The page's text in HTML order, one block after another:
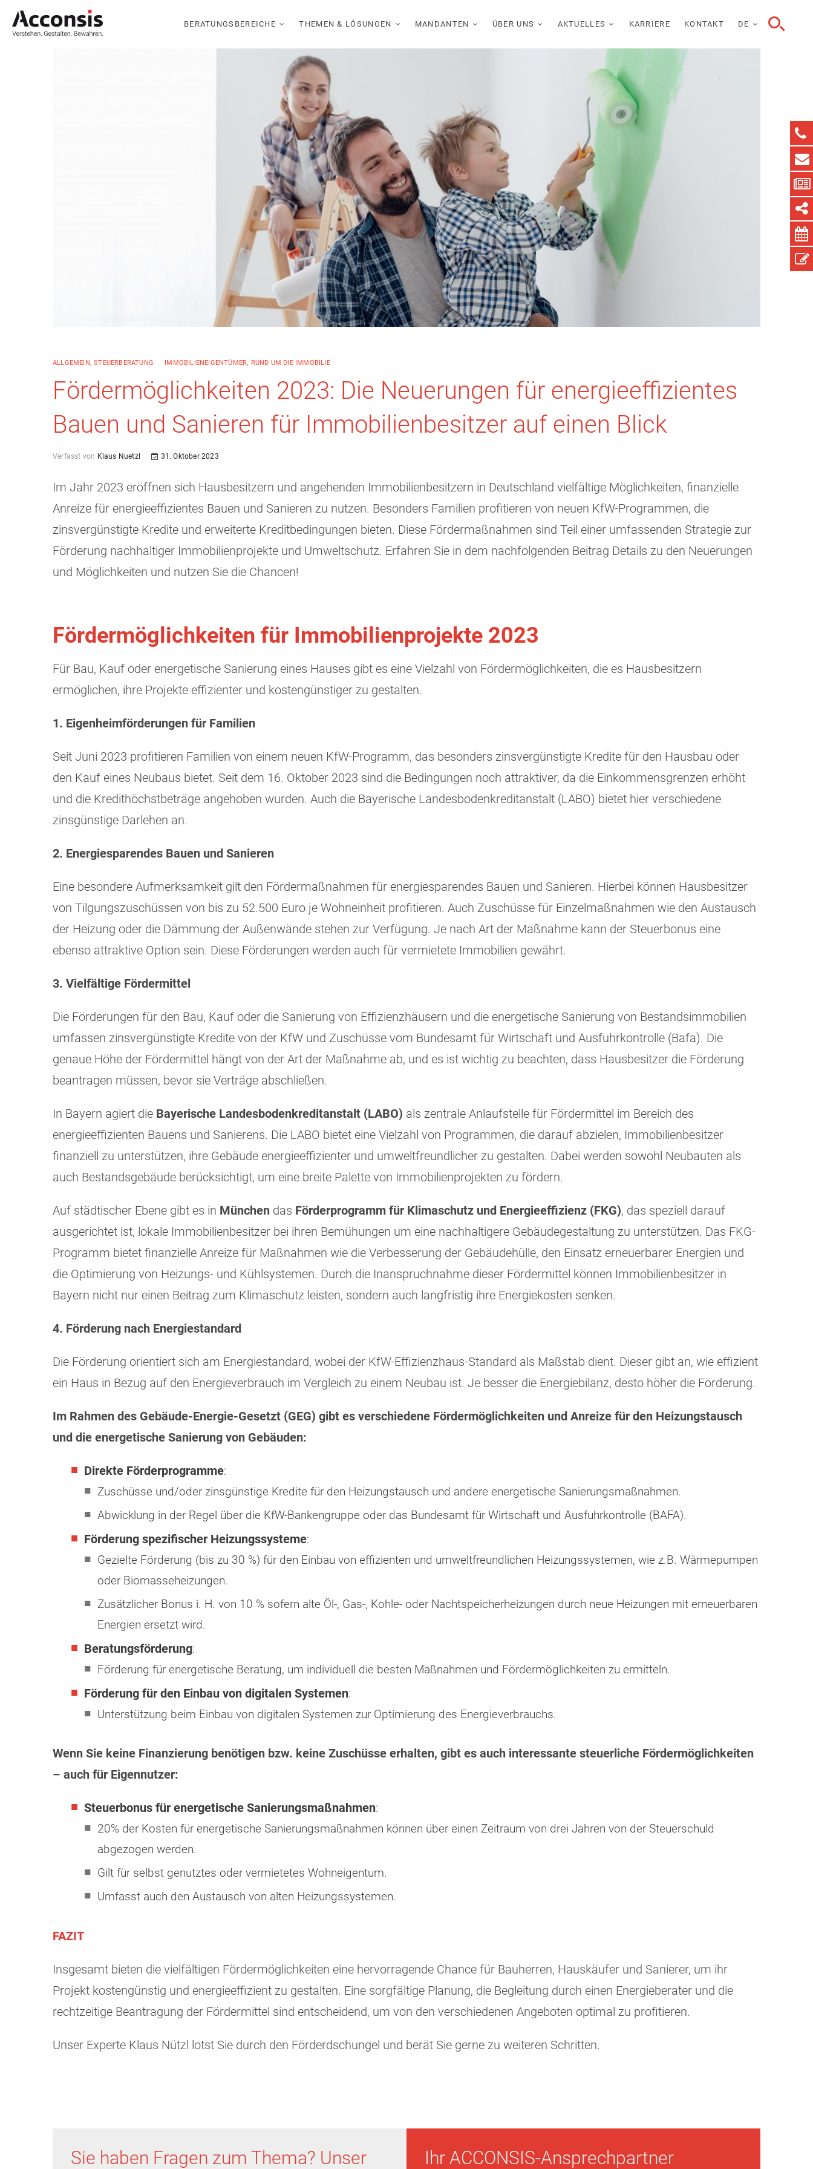
BERATUNGSBEREICHE THEMEN & LÖSUNGEN MANDANTEN ÜBER UNS AKTUELLES KARRIERE KONTAKT DE
ALLGEMEIN,STEUERBERATUNG IMMOBILIENEIGENTÜMER, RUND UM DIE IMMOBILIE
Fördermöglichkeiten 2023: Die Neuerungen für energieeffizientes
Bauen und Sanieren für Immobilienbesitzer auf einen Blick
Verfasst von Klaus Nuetzl 31. Oktober 2023
Im Jahr 2023 eröffnen sich Hausbesitzern und angehenden Immobilienbesitzern in Deutschland vielfältige Möglichkeiten, finanzielle
Anreize für energieeffizientes Bauen und Sanieren zu nutzen. Besonders Familien profitieren von neuen KfW-Programmen, die
zinsvergünstigte Kredite und erweiterte Kreditbedingungen bieten. Diese Fördermaßnahmen sind Teil einer umfassenden Strategie zur
Förderung nachhaltiger Immobilienprojekte und Umweltschutz. Erfahren Sie in dem nachfolgenden Beitrag Details zu den Neuerungen
und Möglichkeiten und nutzen Sie die Chancen!
Fördermöglichkeiten für Immobilienprojekte 2023
Für Bau, Kauf oder energetische Sanierung eines Hauses gibt es eine Vielzahl von Fördermöglichkeiten, die es Hausbesitzern
ermöglichen, ihre Projekte effizienter und kostengünstiger zu gestalten.
1. Eigenheimförderungen für Familien
Seit Juni 2023 profitieren Familien von einem neuen KfW-Programm, das besonders zinsvergünstigte Kredite für den Hausbau oder
den Kauf eines Neubaus bietet. Seit dem 16. Oktober 2023 sind die Bedingungen noch attraktiver, da die Einkommensgrenzen erhöht
und die Kredithöchstbeträge angehoben wurden. Auch die Bayerische Landesbodenkreditanstalt (LABO) bietet hier verschiedene
zinsgünstige Darlehen an.
2. Energiesparendes Bauen und Sanieren
Eine besondere Aufmerksamkeit gilt den Fördermaßnahmen für energiesparendes Bauen und Sanieren. Hierbei können Hausbesitzer
von Tilgungszuschüssen von bis zu 52.500 Euro je Wohneinheit profitieren. Auch Zuschüsse für Einzelmaßnahmen wie den Austausch
der Heizung oder die Dämmung der Außenwände stehen zur Verfügung. Je nach Art der Maßnahme kann der Steuerbonus eine
ebenso attraktive Option sein. Diese Förderungen werden auch für vermietete Immobilien gewährt.
3. Vielfältige Fördermittel
Die Förderungen für den Bau, Kauf oder die Sanierung von Effizienzhäusern und die energetische Sanierung von Bestandsimmobilien
umfassen zinsvergünstigte Kredite von der KfW und Zuschüsse vom Bundesamt für Wirtschaft und Ausfuhrkontrolle (Bafa). Die
genaue Höhe der Fördermittel hängt von der Art der Maßnahme ab, und es ist wichtig zu beachten, dass Hausbesitzer die Förderung
beantragen müssen, bevor sie Verträge abschließen.
In Bayern agiert die Bayerische Landesbodenkreditanstalt (LABO) als zentrale Anlaufstelle für Fördermittel im Bereich des
energieeffizienten Bauens und Sanierens. Die LABO bietet eine Vielzahl von Programmen, die darauf abzielen, Immobilienbesitzer
finanziell zu unterstützen, ihre Gebäude energieeffizienter und umweltfreundlicher zu gestalten. Dabei werden sowohl Neubauten als
auch Bestandsgebäude berücksichtigt, um eine breite Palette von Immobilienprojekten zu fördern.
Auf städtischer Ebene gibt es in München das Förderprogramm für Klimaschutz und Energieeffizienz (FKG), das speziell darauf
ausgerichtet ist, lokale Immobilienbesitzer bei ihren Bemühungen um eine nachhaltigere Gebäudegestaltung zu unterstützen. Das FKG-
Programm bietet finanzielle Anreize für Maßnahmen wie die Verbesserung der Gebäudehülle, den Einsatz erneuerbarer Energien und
die Optimierung von Heizungs- und Kühlsystemen. Durch die Inanspruchnahme dieser Fördermittel können Immobilienbesitzer in
Bayern nicht nur einen Beitrag zum Klimaschutz leisten, sondern auch langfristig ihre Energiekosten senken.
4. Förderung nach Energiestandard
Die Förderung orientiert sich am Energiestandard, wobei der KfW-Effizienzhaus-Standard als Maßstab dient. Dieser gibt an, wie effizient
ein Haus in Bezug auf den Energieverbrauch im Vergleich zu einem Neubau ist. Je besser die Energiebilanz, desto höher die Förderung.
Im Rahmen des Gebäude-Energie-Gesetzt (GEG) gibt es verschiedene Fördermöglichkeiten und Anreize für den Heizungstausch
und die energetische Sanierung von Gebäuden:
Direkte Förderprogramme:
Zuschüsse und/oder zinsgünstige Kredite für den Heizungstausch und andere energetische Sanierungsmaßnahmen.
Abwicklung in der Regel über die KfW-Bankengruppe oder das Bundesamt für Wirtschaft und Ausfuhrkontrolle (BAFA).
Förderung spezifischer Heizungssysteme:
Gezielte Förderung (bis zu 30 %) für den Einbau von effizienten und umweltfreundlichen Heizungssystemen, wie z.B. Wärmepumpen
oder Biomasseheizungen.
Zusätzlicher Bonus i. H. von 10 % sofern alte Öl-, Gas-, Kohle- oder Nachtspeicherheizungen durch neue Heizungen mit erneuerbaren
Energien ersetzt wird.
Beratungsförderung:
Förderung für energetische Beratung, um individuell die besten Maßnahmen und Fördermöglichkeiten zu ermitteln.
Förderung für den Einbau von digitalen Systemen:
Unterstützung beim Einbau von digitalen Systemen zur Optimierung des Energieverbrauchs.
Wenn Sie keine Finanzierung benötigen bzw. keine Zuschüsse erhalten, gibt es auch interessante steuerliche Fördermöglichkeiten
– auch für Eigennutzer:
Steuerbonus für energetische Sanierungsmaßnahmen:
20% der Kosten für energetische Sanierungsmaßnahmen können über einen Zeitraum von drei Jahren von der Steuerschuld
abgezogen werden.
Gilt für selbst genutztes oder vermietetes Wohneigentum.
Umfasst auch den Austausch von alten Heizungssystemen.
FAZIT
Insgesamt bieten die vielfältigen Fördermöglichkeiten eine hervorragende Chance für Bauherren, Hauskäufer und Sanierer, um ihr
Projekt kostengünstig und energieeffizient zu gestalten. Eine sorgfältige Planung, die Begleitung durch einen Energieberater und die
rechtzeitige Beantragung der Fördermittel sind entscheidend, um von den verschiedenen Angeboten optimal zu profitieren.
Unser Experte Klaus Nützl lotst Sie durch den Förderdschungel und berät Sie gerne zu weiteren Schritten.
Sie haben Fragen zum Thema? Unser Ihr ACCONSIS-Ansprechpartner